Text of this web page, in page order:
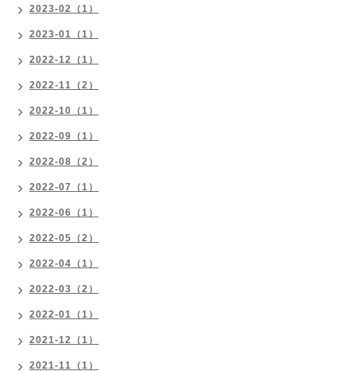
2023-02（1）
2023-01（1）
2022-12（1）
2022-11（2）
2022-10（1）
2022-09（1）
2022-08（2）
2022-07（1）
2022-06（1）
2022-05（2）
2022-04（1）
2022-03（2）
2022-01（1）
2021-12（1）
2021-11（1）